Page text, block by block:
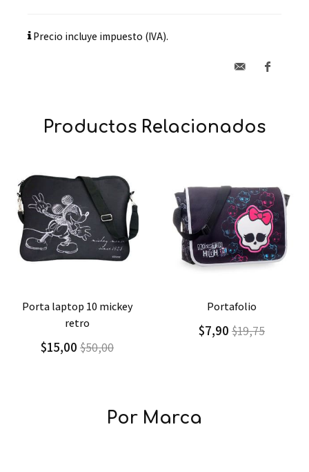
Precio incluye impuesto (IVA).
Productos Relacionados
Agregarportafolio
$7,90
Agregar
portafolio leones -
$13,00
Por Marca